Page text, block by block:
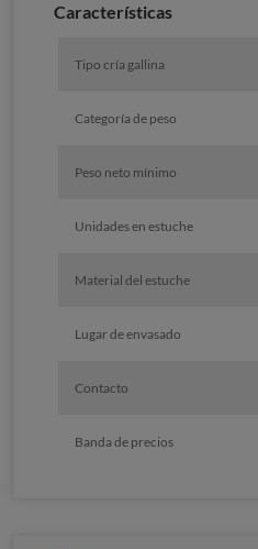
Caracterí­sticas
Tipo cría gallina
Categoría de peso
Peso neto mínimo
Unidades en estuche
Material del estuche
Lugar de envasado
Contacto
Banda de precios